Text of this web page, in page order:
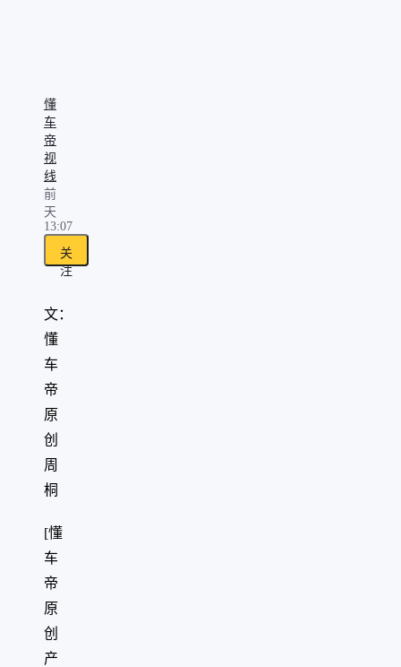
懂
车
帝
视
线
前
天
13:07
关
注
文：
懂
车
帝
原
创
周
桐
[懂
车
帝
原
创
产